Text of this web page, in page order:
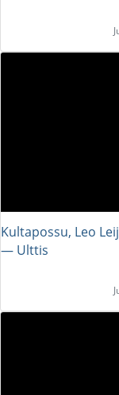
Kultapossu, Leo
― Ulttis